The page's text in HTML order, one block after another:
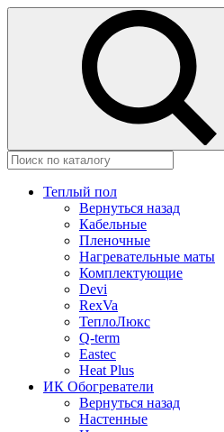
Теплый пол
Вернуться назад
Кабельные
Пленочные
Нагревательные маты
Комплектующие
Devi
RexVa
ТеплоЛюкс
Q-term
Eastec
Heat Plus
ИК Обогреватели
Вернуться назад
Настенные